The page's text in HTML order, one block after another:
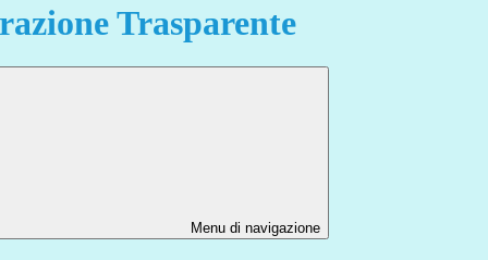
Trasparente
Menu di navigazione